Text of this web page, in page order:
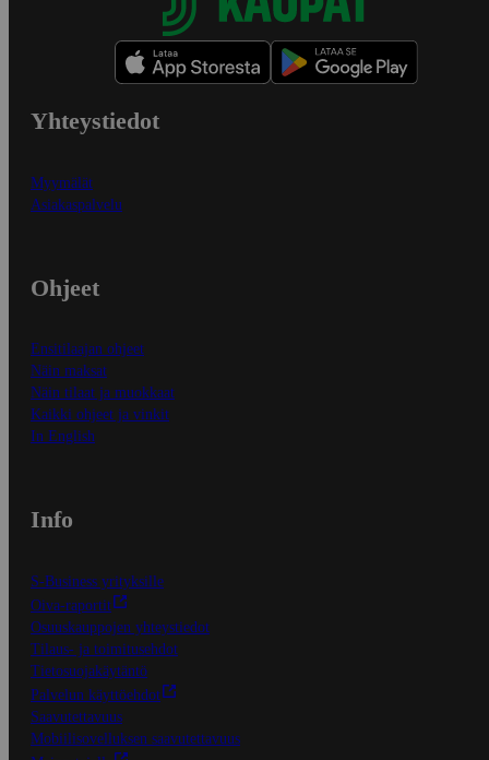
Yhteystiedot
Myymälät
Asiakaspalvelu
Ohjeet
Ensitilaajan ohjeet
Näin maksat
Näin tilaat ja muokkaat
Kaikki ohjeet ja vinkit
In English
Info
S-Business yrityksille
Oiva-raportit
Osuuskauppojen yhteystiedot
Tilaus- ja toimitusehdot
Tietosuojakäytäntö
Palvelun käyttöehdot
Saavutettavuus
Mobiilisovelluksen saavutettavuus